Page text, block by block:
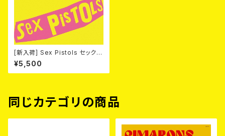
[新入荷] Sex Pistols セック
ス・ピストルズ / 勝手にしやが
れ！！ [帯付き限定盤国内盤LP]
¥5,500
同じカテゴリの商品